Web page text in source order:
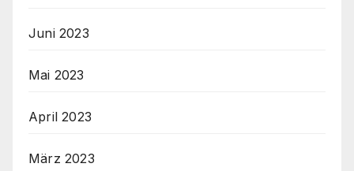
Juni 2023
Mai 2023
April 2023
März 2023